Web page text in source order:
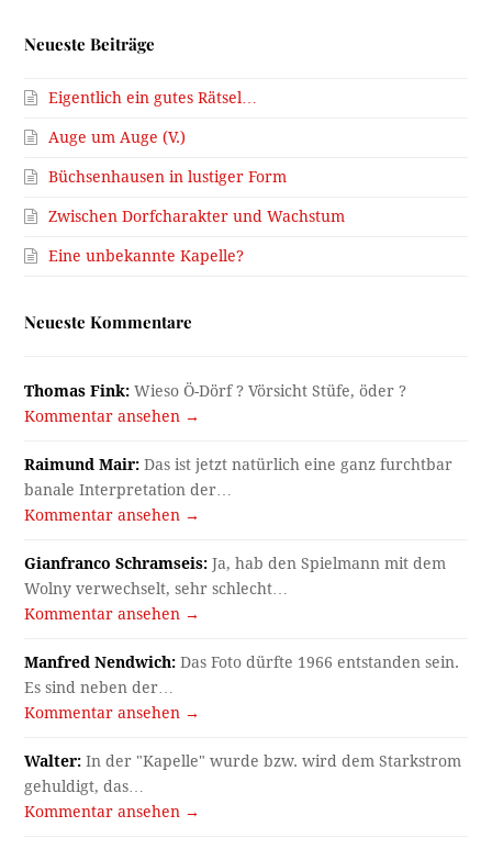
Neueste Beiträge
Eigentlich ein gutes Rätsel…
Auge um Auge (V.)
Büchsenhausen in lustiger Form
Zwischen Dorfcharakter und Wachstum
Eine unbekannte Kapelle?
Neueste Kommentare
Thomas Fink: Wieso Ö-Dörf ? Vörsicht Stüfe, öder ?
Kommentar ansehen →
Raimund Mair: Das ist jetzt natürlich eine ganz furchtbar
banale Interpretation der…
Kommentar ansehen →
Gianfranco Schramseis: Ja, hab den Spielmann mit dem
Wolny verwechselt, sehr schlecht…
Kommentar ansehen →
Manfred Nendwich: Das Foto dürfte 1966 entstanden sein.
Es sind neben der…
Kommentar ansehen →
Walter: In der "Kapelle" wurde bzw. wird dem Starkstrom
gehuldigt, das…
Kommentar ansehen →